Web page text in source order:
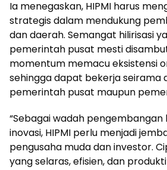
Ia menegaskan, HIPMI harus
strategis dalam mendukung
dan daerah. Semangat hilirisasi
pemerintah pusat mesti
momentum memacu eksistensi
sehingga dapat bekerja seirama
pemerintah pusat maupun
“Sebagai wadah
inovasi, HIPMI perlu menjadi
pengusaha muda dan investor.
yang selaras, efisien, dan